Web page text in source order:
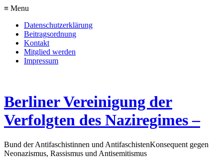
≡ Menu
Datenschutzerklärung
Beitragsordnung
Kontakt
Mitglied werden
Impressum
Berliner Vereinigung der
Verfolgten des Naziregimes –
Bund der Antifaschistinnen und AntifaschistenKonsequent gegen
Neonazismus, Rassismus und Antisemitismus